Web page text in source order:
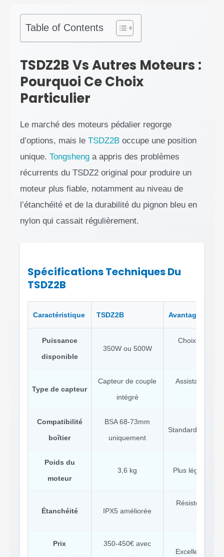
Table of Contents
TSDZ2B Vs Autres Moteurs :
Pourquoi Ce Choix
Particulier
Le marché des moteurs pédalier regorge
d’options, mais le TSDZ2B occupe une position
unique. Tongsheng a appris des problèmes
récurrents du TSDZ2 original pour produire un
moteur plus fiable, notamment au niveau de
l’étanchéité et de la durabilité du pignon bleu en
nylon qui cassait régulièrement.
Spécifications Techniques Du
TSDZ2B
Caractéristique TSDZ2B Avantage Réel
Puissance
disponible
350W ou 500W
Choix selon
Type de capteur
Capteur de couple
intégré
Assistance
Compatibilité
boîtier
BSA 68-73mm
uniquement
Standard sur la
Poids du
moteur
3,6 kg Plus léger
Étanchéité IPX5 améliorée
Résiste mieux
Prix
350-450€ avec
Excellent